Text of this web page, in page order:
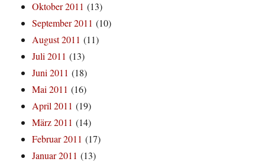
Oktober 2011 (13)
September 2011 (10)
August 2011 (11)
Juli 2011 (13)
Juni 2011 (18)
Mai 2011 (16)
April 2011 (19)
März 2011 (14)
Februar 2011 (17)
Januar 2011 (13)